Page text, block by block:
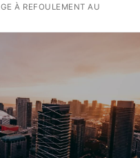
À REFOULEMENT AU